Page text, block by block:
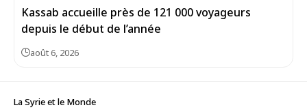
Kassab accueille près de 121 000 voyageurs
depuis le début de l’année
août 6, 2026
La Syrie et le Monde